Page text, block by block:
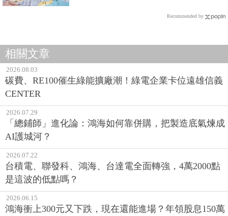
Recommended by
相關文章
2026.08.03
碳費、RE100催生綠能擴廠潮！綠電企業卡位遠雄信義
CENTER
2026.07.29
「總鋪師」進化論：鴻海如何靠併購，把製造底氣煉成
AI護城河？
2026.07.22
台積電、聯發科、鴻海、台達電全面轉強，4萬2000點
是這波的低點嗎？
2026.06.15
鴻海衝上300元又下跌，現在還能進場？年領股息150萬